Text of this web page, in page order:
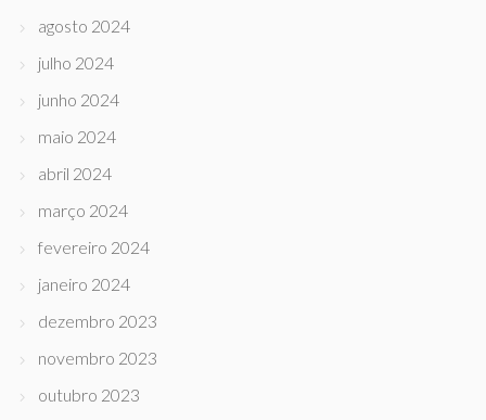
agosto 2024
julho 2024
junho 2024
maio 2024
abril 2024
março 2024
fevereiro 2024
janeiro 2024
dezembro 2023
novembro 2023
outubro 2023